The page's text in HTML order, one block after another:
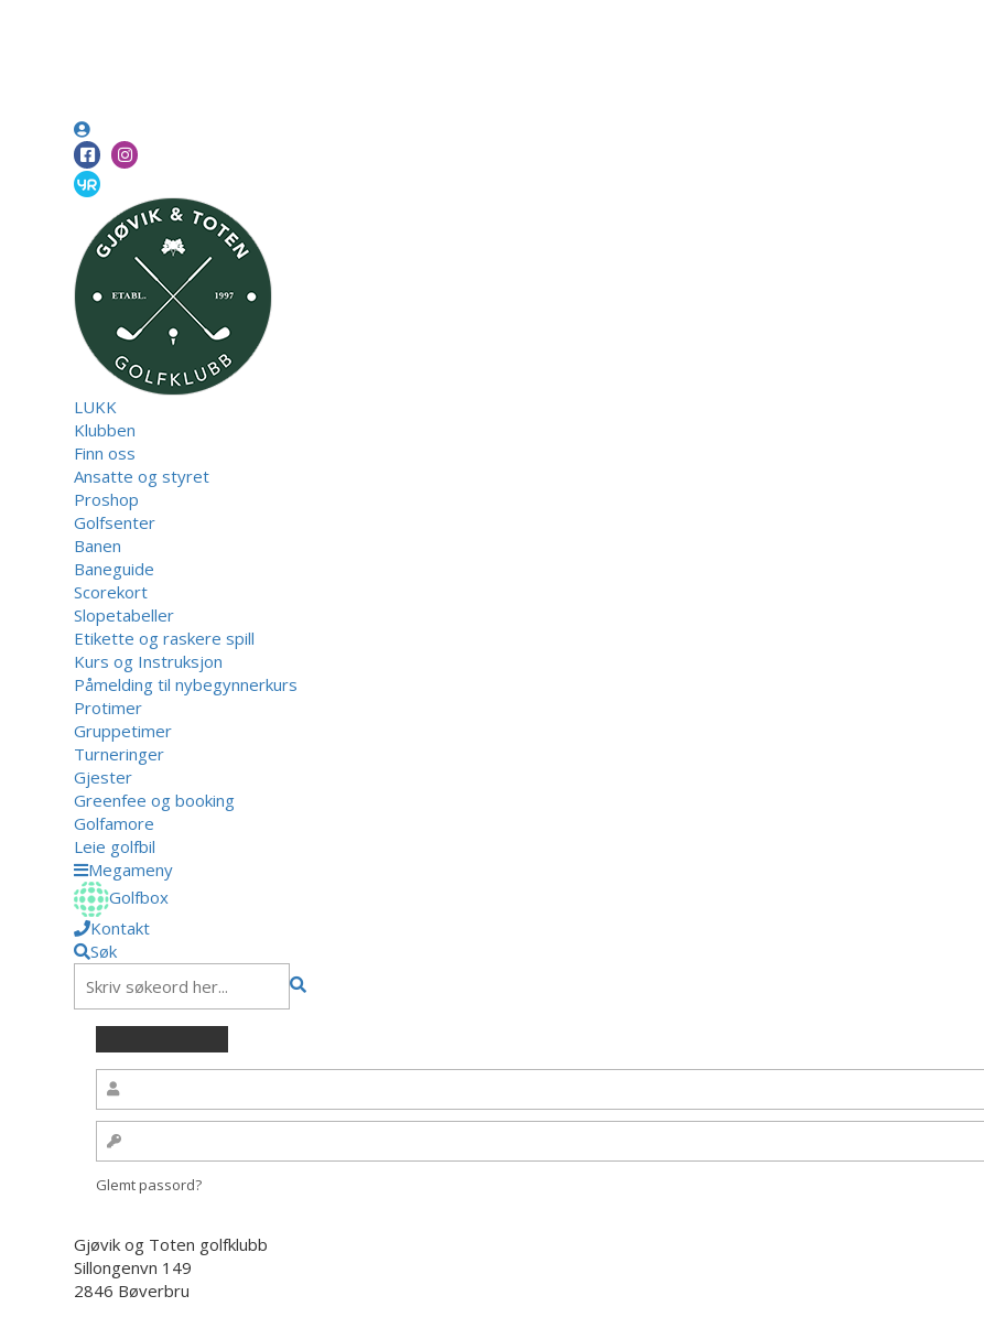
LUKK
Klubben
Finn oss
Ansatte og styret
Proshop
Golfsenter
Banen
Baneguide
Scorekort
Slopetabeller
Etikette og raskere spill
Kurs og Instruksjon
Påmelding til nybegynnerkurs
Protimer
Gruppetimer
Turneringer
Gjester
Greenfee og booking
Golfamore
Leie golfbil
Megameny
Golfbox
Kontakt
Søk
Glemt passord?
Gjøvik og Toten golfklubb
Sillongenvn 149
2846 Bøverbru